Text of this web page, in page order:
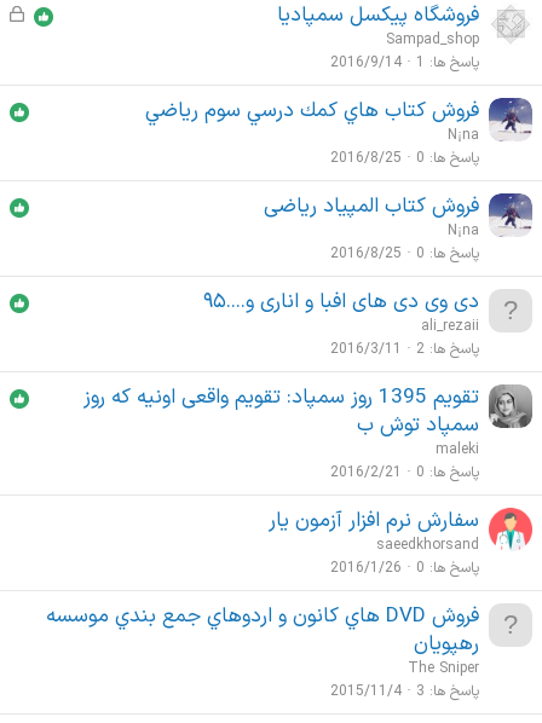
ق
د
فروشگاه پیکسل سمپادیا
Sampad_shop
پاسخ ها
1
2016/9/14
فروش كتاب هاي كمك درسي سوم رياضي
N¡na
پاسخ ها 0
2016/8/25
فروش كتاب المپياد رياضى
N¡na
پاسخ ها 0
2016/8/25
دی وی دی های افبا و اناری و....۹۵
ali_rezaii
پاسخ ها 2
2016/3/11
تقویم 1395 روز سمپاد: تقویم واقعی اونیه که روز
سمپاد توش ب
maleki
پاسخ ها 0
2016/2/21
سفارش نرم افزار آزمون یار
saeedkhorsand
پاسخ ها 0
2016/1/26
فروش DVD هاي كانون و اردوهاي جمع بندي موسسه
رهپويان
The Sniper
پاسخ ها 3
2015/11/4